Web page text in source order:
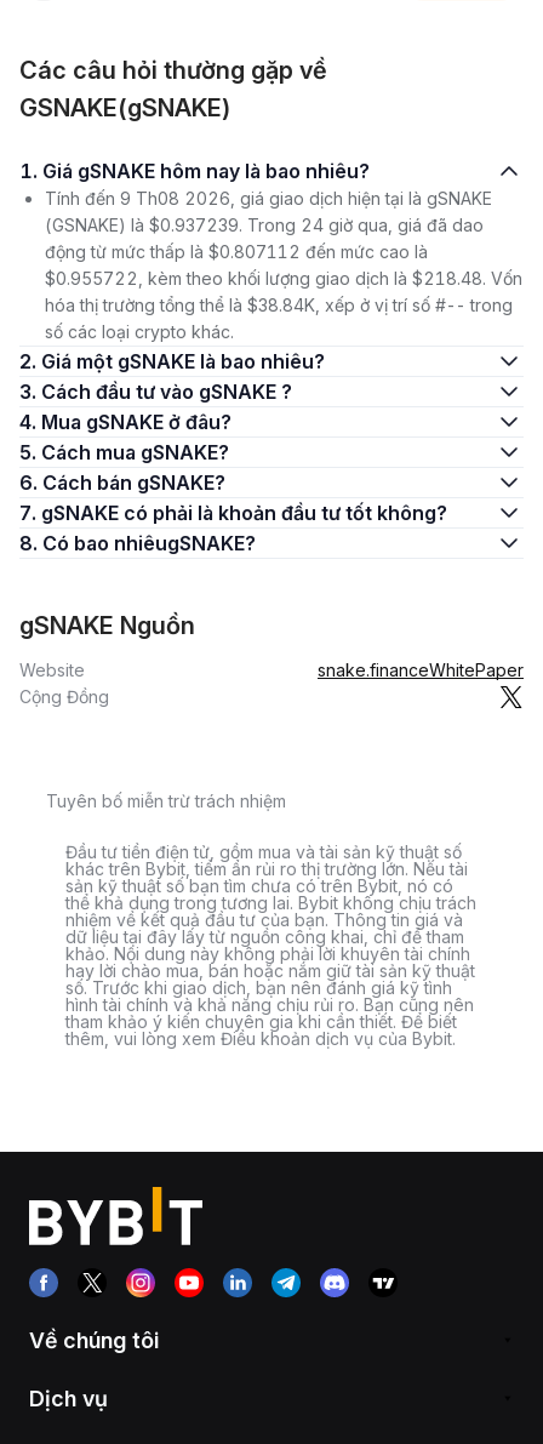
Các câu hỏi thường gặp về
GSNAKE(gSNAKE)
1. Giá gSNAKE hôm nay là bao nhiêu?
Tính đến 9 Th08 2026, giá giao dịch hiện tại là gSNAKE
(GSNAKE) là $0.937239. Trong 24 giờ qua, giá đã dao
động từ mức thấp là $0.807112 đến mức cao là
$0.955722, kèm theo khối lượng giao dịch là $218.48. Vốn
hóa thị trường tổng thể là $38.84K, xếp ở vị trí số #-- trong
số các loại crypto khác.
2. Giá một gSNAKE là bao nhiêu?
3. Cách đầu tư vào gSNAKE ?
4. Mua gSNAKE ở đâu?
5. Cách mua gSNAKE?
6. Cách bán gSNAKE?
7. gSNAKE có phải là khoản đầu tư tốt không?
8. Có bao nhiêugSNAKE?
gSNAKE Nguồn
Website snake.financeWhitePaper
Cộng Đồng
Tuyên bố miễn trừ trách nhiệm
Đầu tư tiền điện tử, gồm mua và tài sản kỹ thuật số
khác trên Bybit, tiềm ẩn rủi ro thị trường lớn. Nếu tài
sản kỹ thuật số bạn tìm chưa có trên Bybit, nó có
thể khả dụng trong tương lai. Bybit không chịu trách
nhiệm về kết quả đầu tư của bạn. Thông tin giá và
dữ liệu tại đây lấy từ nguồn công khai, chỉ để tham
khảo. Nội dung này không phải lời khuyên tài chính
hay lời chào mua, bán hoặc nắm giữ tài sản kỹ thuật
số. Trước khi giao dịch, bạn nên đánh giá kỹ tình
hình tài chính và khả năng chịu rủi ro. Bạn cũng nên
tham khảo ý kiến chuyên gia khi cần thiết. Để biết
thêm, vui lòng xem Điều khoản dịch vụ của Bybit.
Về chúng tôi
Dịch vụ